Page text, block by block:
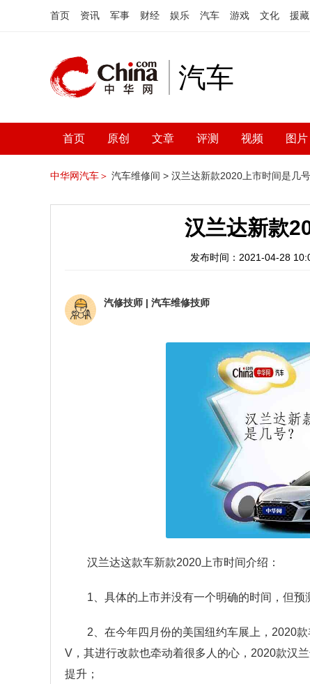
首页 资讯 军事 财经 娱乐 汽车 游戏 文化 援藏
汽车
首页 原创 文章 评测 视频 图片
中华网汽车＞ 汽车维修间 > 汉兰达新款2020上市时间是几
汉兰达新款
发布时间：2021-04-28
汽修技师 | 汽车维修技师
汉兰达这款车新款2020上市时间介绍：
1、具体的上市并没有一个明确的时间，但
2、在今年四月份的美国纽约车展上，2020
V，其进行改款也牵动着很多人的心，2020款汉
提升；